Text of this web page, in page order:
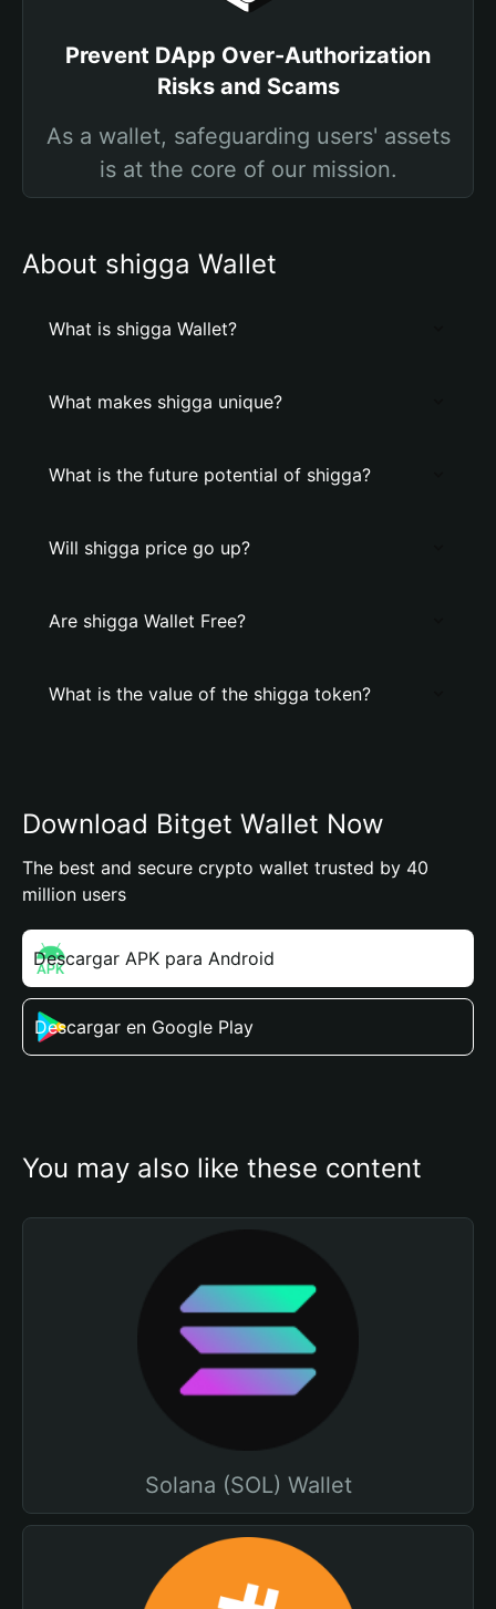
Prevent DApp Over-Authorization
Risks and Scams
As a wallet, safeguarding users' assets
is at the core of our mission.
About shigga Wallet
What is shigga Wallet?
What makes shigga unique?
What is the future potential of shigga?
Will shigga price go up?
Are shigga Wallet Free?
What is the value of the shigga token?
Download Bitget Wallet Now
The best and secure crypto wallet trusted by 40
million users
Descargar APK para Android
Descargar en Google Play
You may also like these content
Solana (SOL) Wallet